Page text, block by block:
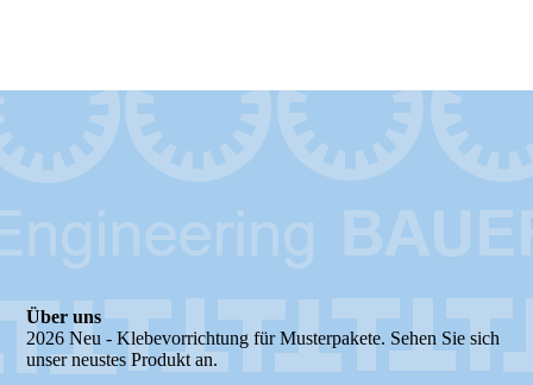
Über uns
2026 Neu - Klebevorrichtung für Musterpakete. Sehen Sie sich
unser neustes Produkt an.